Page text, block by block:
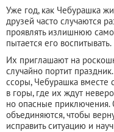
Уже год, как Чебурашка
друзей часто случаются
проявлять излишнюю
пытается его воспитывать.
Их приглашают на
случайно портит
ссоры, Чебурашка вместе
в горы, где их ждут
но опасные приключения.
объединяются, чтобы
исправить ситуацию и